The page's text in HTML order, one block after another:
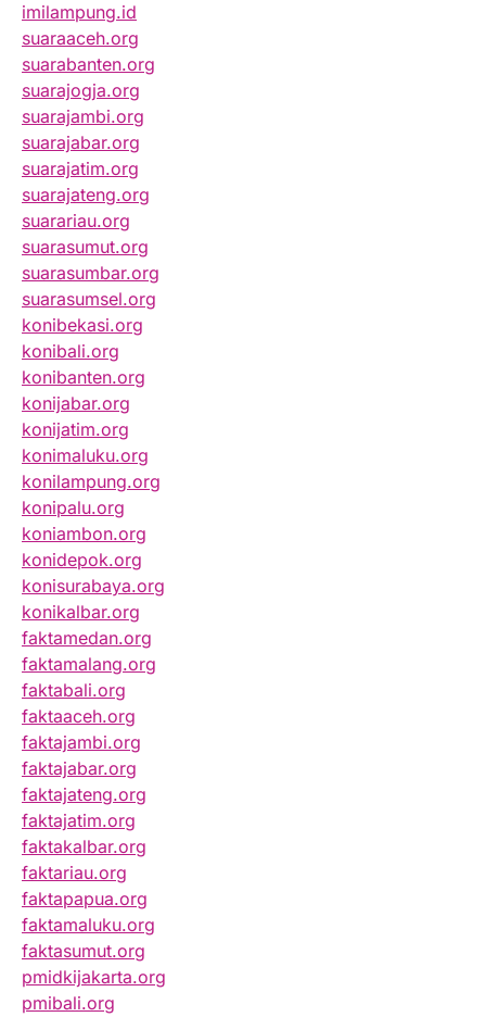
imilampung.id
suaraaceh.org
suarabanten.org
suarajogja.org
suarajambi.org
suarajabar.org
suarajatim.org
suarajateng.org
suarariau.org
suarasumut.org
suarasumbar.org
suarasumsel.org
konibekasi.org
konibali.org
konibanten.org
konijabar.org
konijatim.org
konimaluku.org
konilampung.org
konipalu.org
koniambon.org
konidepok.org
konisurabaya.org
konikalbar.org
faktamedan.org
faktamalang.org
faktabali.org
faktaaceh.org
faktajambi.org
faktajabar.org
faktajateng.org
faktajatim.org
faktakalbar.org
faktariau.org
faktapapua.org
faktamaluku.org
faktasumut.org
pmidkijakarta.org
pmibali.org